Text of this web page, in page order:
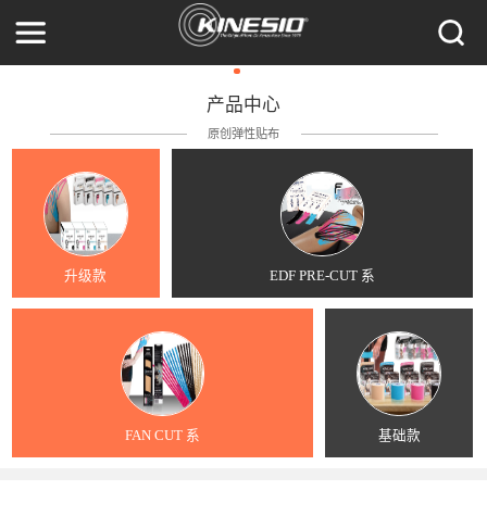
产品中心
原创弹性贴布
升级款 EDF PRE-CUT 系
FAN CUT 系 基础款